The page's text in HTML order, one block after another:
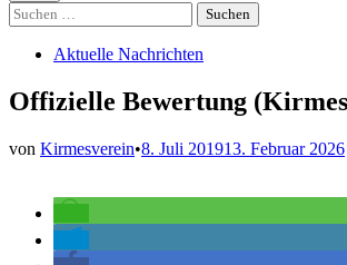
Suchen
nach:
Veröffentlicht
Aktuelle Nachrichten
Offizielle Bewertung
von Kirmesverein•8. Juli 201913. Februar 2026